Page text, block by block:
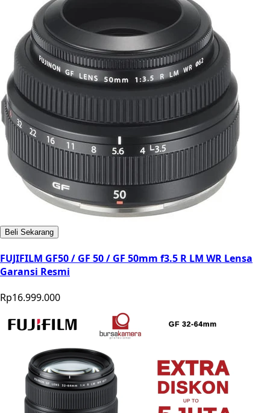
Beli Sekarang
FUJIFILM GF50 / GF 50 / GF 50mm f3.5 R LM WR Lensa
Garansi Resmi
Rp16.999.000